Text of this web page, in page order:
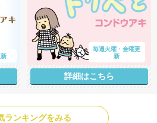
毎週火曜・金曜更
新
詳細はこちら
ランキングをみる